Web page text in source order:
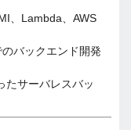
、Lambda、AWS
バックエンド開発
たサーバレスバッ